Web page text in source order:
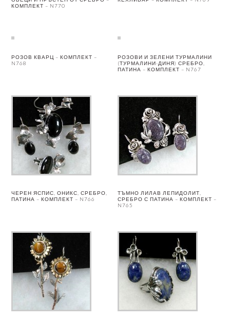
КОМПЛЕКТ – N770
РОЗОВ КВАРЦ – КОМПЛЕКТ –
N768
РОЗОВИ И ЗЕЛЕНИ ТУРМАЛИНИ
(ТУРМАЛИНИ-ДИНЯ) СРЕБРО,
ПАТИНА – КОМПЛЕКТ – N767
ЧЕРЕН ЯСПИС, ОНИКС, СРЕБРО,
ПАТИНА – КОМПЛЕКТ – N766
ТЪМНО ЛИЛАВ ЛЕПИДОЛИТ,
СРЕБРО С ПАТИНА – КОМПЛЕКТ –
N765